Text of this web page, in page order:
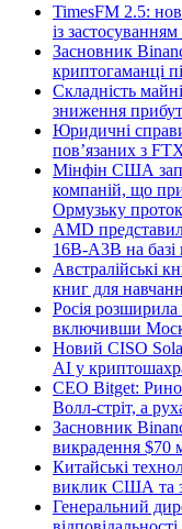
TimesFM 2.5:
із
Засновник
криптогаманці
Складність
зниження
Юридичні
пов’язаних з
Мінфін США
компаній, що
Ормузьку
AMD
16B-A3B на
Австралійські
книг для
Росія
включивши
Новий CISO
AI у
CEO Bitget:
Волл-стріт, а
Засновник
викрадення $70
Китайські
виклик США та
Генеральний